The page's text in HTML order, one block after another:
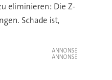
eliminieren: Die Z-
Schade ist,